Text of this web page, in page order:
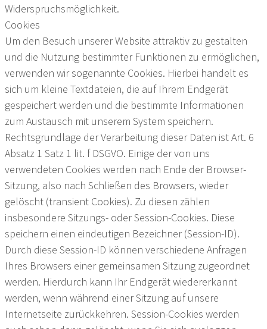
Widerspruchsmöglichkeit.
Cookies
Um den Besuch unserer Website attraktiv zu gestalten
und die Nutzung bestimmter Funktionen zu ermöglichen,
verwenden wir sogenannte Cookies. Hierbei handelt es
sich um kleine Textdateien, die auf Ihrem Endgerät
gespeichert werden und die bestimmte Informationen
zum Austausch mit unserem System speichern.
Rechtsgrundlage der Verarbeitung dieser Daten ist Art. 6
Absatz 1 Satz 1 lit. f DSGVO. Einige der von uns
verwendeten Cookies werden nach Ende der Browser-
Sitzung, also nach Schließen des Browsers, wieder
gelöscht (transient Cookies). Zu diesen zählen
insbesondere Sitzungs- oder Session-Cookies. Diese
speichern einen eindeutigen Bezeichner (Session-ID).
Durch diese Session-ID können verschiedene Anfragen
Ihres Browsers einer gemeinsamen Sitzung zugeordnet
werden. Hierdurch kann Ihr Endgerät wiedererkannt
werden, wenn während einer Sitzung auf unsere
Internetseite zurückkehren. Session-Cookies werden